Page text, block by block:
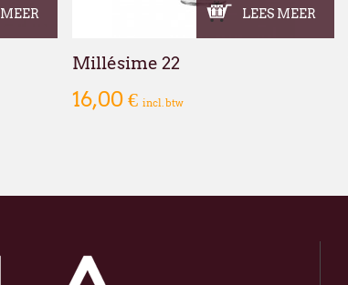
LEES MEER
Millésime 22
16,00 € incl. btw